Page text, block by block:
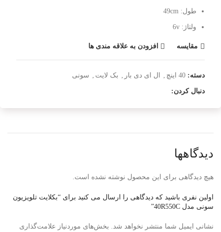
طول: 49cm
ولتاژ: 6v
مقایسه افزودن به علاقه مندی ها
دسته: 40 اینچ , ال ای دی بار , بک لایت , سونی
دنبال کردن:
دیدگاهها
هیچ دیدگاهی برای این محصول نوشته نشده است.
اولین نفری باشید که دیدگاهی را ارسال می کنید برای “بکلایت تلویزیون
سونی مدل 40R550C”
نشانی ایمیل شما منتشر نخواهد شد. بخش‌های موردنیاز علامت‌گذاری